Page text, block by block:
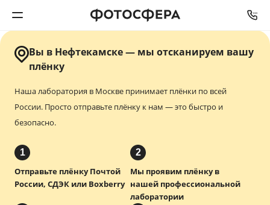
Печать фото
Фотокниги
Календари
Интерьерная печать
Фотоподарки
Вы в Нефтекамске — мы отсканируем вашу
плёнку
Наша лаборатория в Москве принимает плёнки по всей
России. Просто отправьте плёнку к нам — это быстро и
безопасно.
1
Отправьте плёнку Почтой
России, СДЭК или Boxberry
2
Мы проявим плёнку в
нашей профессиональной
лаборатории